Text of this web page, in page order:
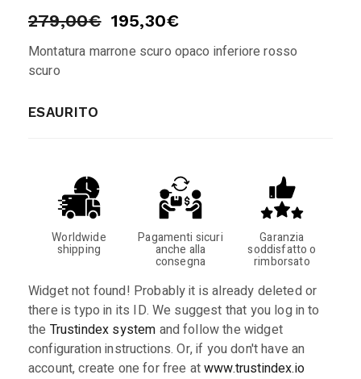
279,00€ 195,30€
Montatura marrone scuro opaco inferiore rosso
scuro
ESAURITO
Worldwide
shipping
Pagamenti sicuri
anche alla
consegna
Garanzia
soddisfatto o
rimborsato
Widget not found! Probably it is already deleted or
there is typo in its ID. We suggest that you log in to
the Trustindex system and follow the widget
configuration instructions. Or, if you don't have an
account, create one for free atwww.trustindex.io